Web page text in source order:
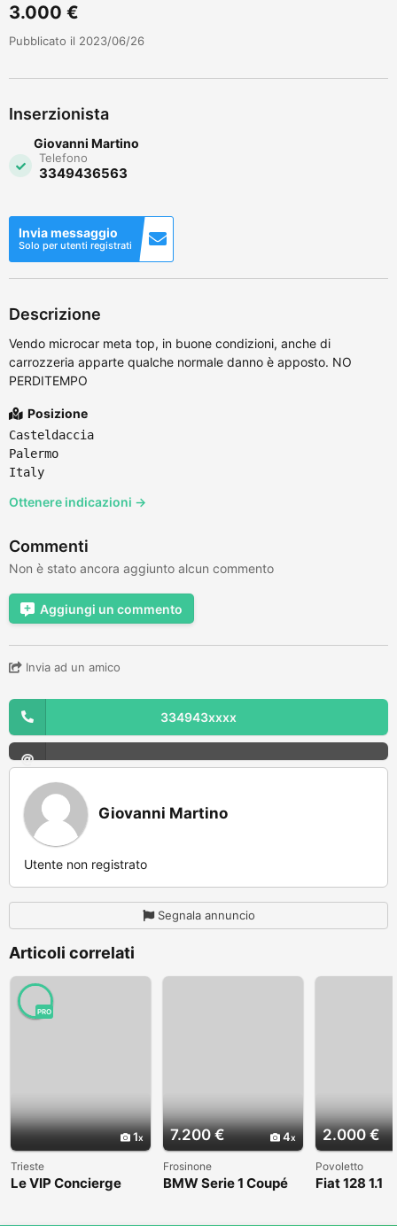
3.000 €
Pubblicato il 2023/06/26
Inserzionista
Giovanni Martino
Telefono
3349436563
Invia messaggio
Solo per utenti registrati
Descrizione
Vendo microcar meta top, in buone condizioni, anche di
carrozzeria apparte qualche normale danno è apposto. NO
PERDITEMPO
Posizione
Casteldaccia
Palermo
Italy
Ottenere indicazioni →
Commenti
Non è stato ancora aggiunto alcun commento
Aggiungi un commento
Invia ad un amico
334943xxxx
Giovanni Martino
Utente non registrato
Segnala annuncio
Articoli correlati
1
PRO
Trieste
Le VIP Concierge
7.200 € 4
Frosinone
BMW Serie 1 Coupé
2.000 €
Povoletto
Fiat 128 1.1